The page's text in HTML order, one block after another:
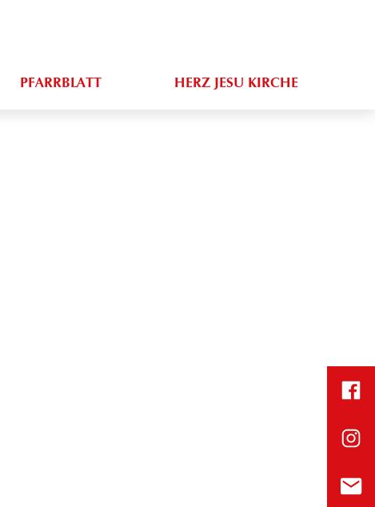
PFARRBLATT HERZ JESU KIRCHE